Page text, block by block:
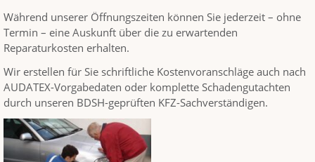
Während unserer Öffnungszeiten können Sie jederzeit – ohne
Termin – eine Auskunft über die zu erwartenden
Reparaturkosten erhalten.
Wir erstellen für Sie schriftliche Kostenvoranschläge auch nach
AUDATEX-Vorgabedaten oder komplette Schadengutachten
durch unseren BDSH-geprüften KFZ-Sachverständigen.